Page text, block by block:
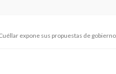
expone sus propuestas de gobierno ante